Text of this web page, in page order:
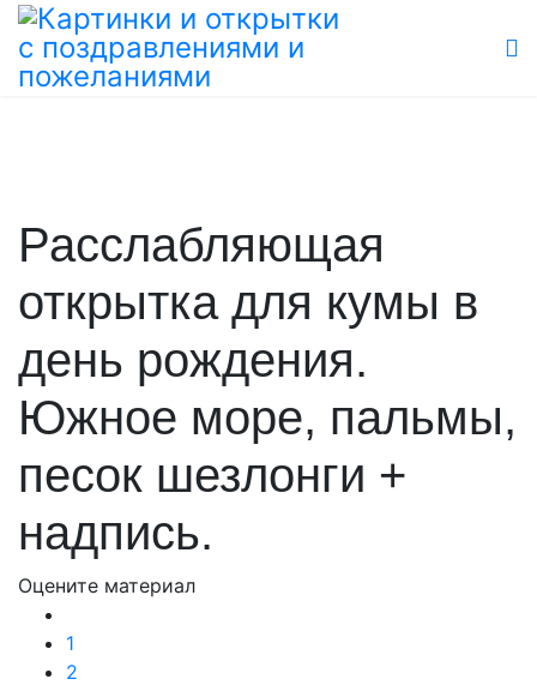
Расслабляющая
открытка для кумы в
день рождения.
Южное море, пальмы,
песок шезлонги +
надпись.
Оцените материал
1
2